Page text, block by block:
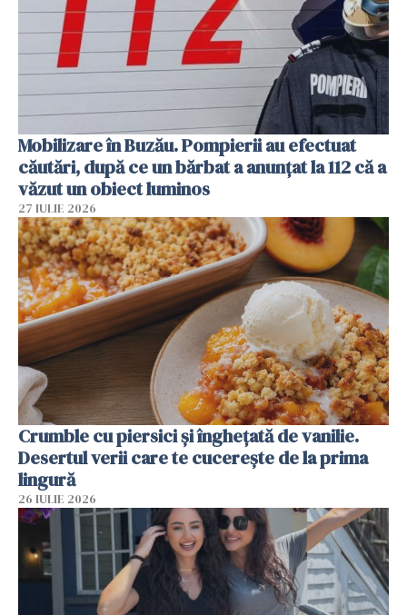
Mobilizare în Buzău. Pompierii au efectuat
căutări, după ce un bărbat a anunțat la 112 că a
văzut un obiect luminos
27 IULIE 2026
Crumble cu piersici și înghețată de vanilie.
Desertul verii care te cucerește de la prima
lingură
26 IULIE 2026